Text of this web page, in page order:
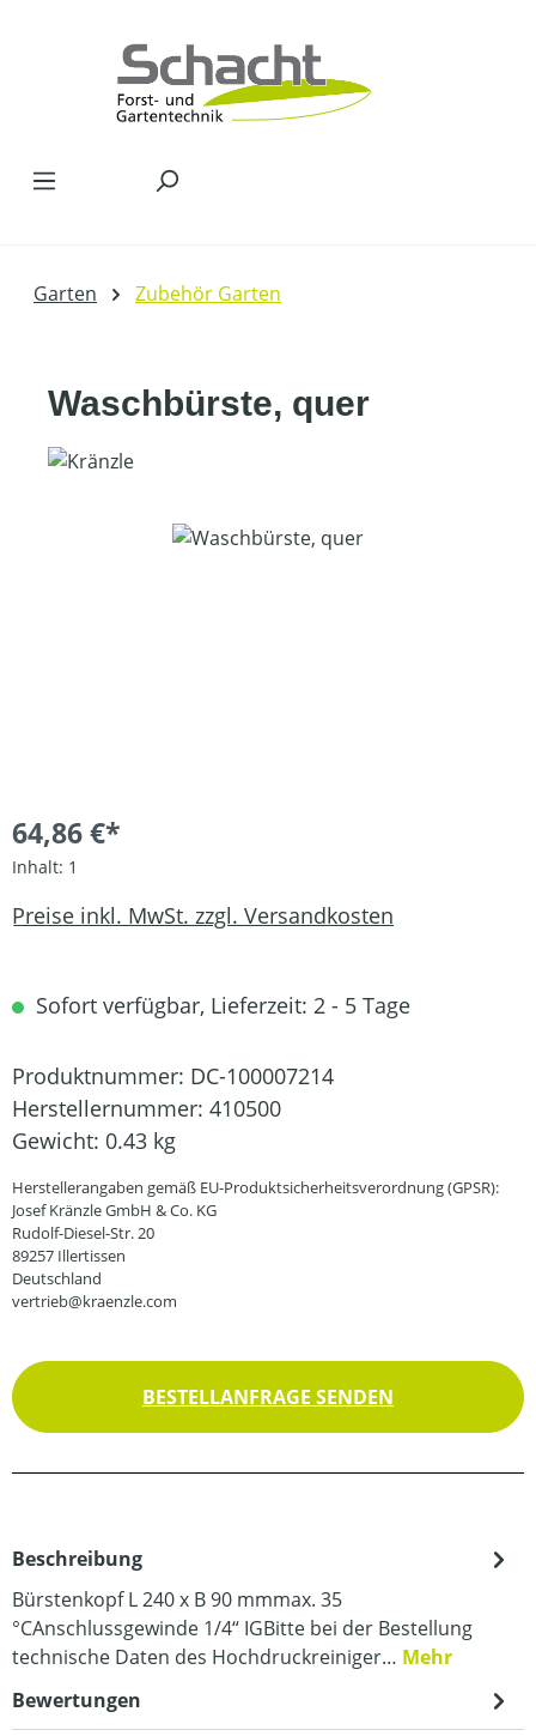
Garten Zubehör Garten
Waschbürste, quer
Bildergalerie überspringen
64,86 €*
Inhalt: 1
Preise inkl. MwSt. zzgl. Versandkosten
Sofort verfügbar, Lieferzeit: 2 - 5 Tage
Produktnummer: DC-100007214
Herstellernummer: 410500
Gewicht: 0.43 kg
Herstellerangaben gemäß EU-Produktsicherheitsverordnung (GPSR):
Josef Kränzle GmbH & Co. KG
Rudolf-Diesel-Str. 20
89257 Illertissen
Deutschland
vertrieb@kraenzle.com
BESTELLANFRAGE SENDEN
Beschreibung
Bürstenkopf L 240 x B 90 mmmax. 35
°CAnschlussgewinde 1/4“ IGBitte bei der Bestellung
technische Daten des Hochdruckreiniger… Mehr
Bewertungen